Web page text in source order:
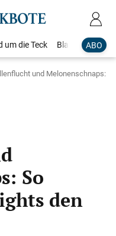
ABO
um die Teck Blaulicht
und Melonenschnaps:
So
den